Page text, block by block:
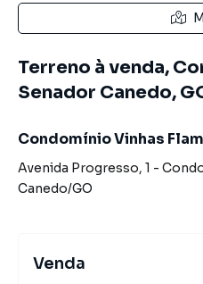
Terreno à venda,
Senador Canedo,
Condomínio Vinhas
Avenida Progresso, 1 -
Canedo/GO
Venda